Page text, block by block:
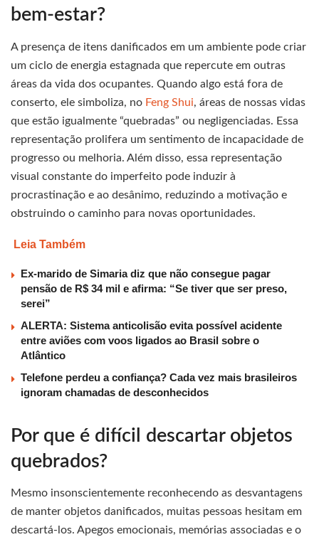
bem-estar?
A presença de itens danificados em um ambiente pode criar
um ciclo de energia estagnada que repercute em outras
áreas da vida dos ocupantes. Quando algo está fora de
conserto, ele simboliza, no Feng Shui, áreas de nossas vidas
que estão igualmente “quebradas” ou negligenciadas. Essa
representação prolifera um sentimento de incapacidade de
progresso ou melhoria. Além disso, essa representação
visual constante do imperfeito pode induzir à
procrastinação e ao desânimo, reduzindo a motivação e
obstruindo o caminho para novas oportunidades.
Leia Também
Ex-marido de Simaria diz que não consegue pagar
pensão de R$ 34 mil e afirma: “Se tiver que ser preso,
serei”
ALERTA: Sistema anticolisão evita possível acidente
entre aviões com voos ligados ao Brasil sobre o
Atlântico
Telefone perdeu a confiança? Cada vez mais brasileiros
ignoram chamadas de desconhecidos
Por que é difícil descartar objetos
quebrados?
Mesmo insonscientemente reconhecendo as desvantagens
de manter objetos danificados, muitas pessoas hesitam em
descartá-los. Apegos emocionais, memórias associadas e o